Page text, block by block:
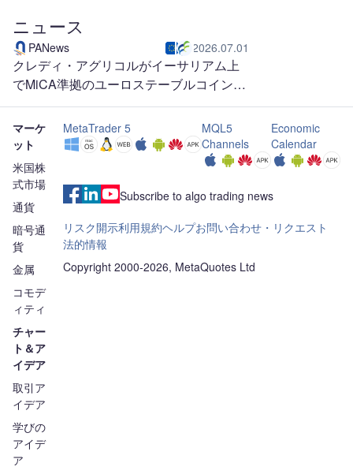
ニュース
PANews 2026.07.01
クレディ・アグリコルがイーサリアム上
でMiCA準拠のユーロステーブルコイン
「EURXT」を発行
マーケ
ット
米国株
式市場
通貨
暗号通
貨
金属
コモデ
ィティ
チャー
ト＆ア
イデア
取引ア
イデア
学びの
アイデ
ア
MetaTrader 5
MQL5
Channels
Economic
Calendar
Subscribe to algo trading news
リスク開示利用規約ヘルプお問い合わせ・リクエスト
法的情報
Copyright 2000-2026, MetaQuotes Ltd